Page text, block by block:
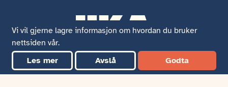
UKAs Nyhetsbrev
Vi vil gjerne lagre informasjon om hvordan du bruker
nettsiden vår.
Les mer
Avslå Godta